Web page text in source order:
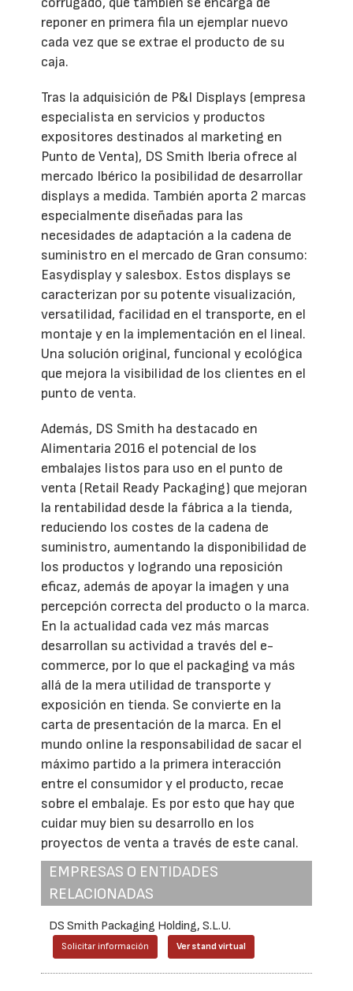
reponer en primera fila un ejemplar nuevo
cada vez que se extrae el producto de su
caja.
Tras la adquisición de P&I Displays (empresa
especialista en servicios y productos
expositores destinados al marketing en
Punto de Venta), DS Smith Iberia ofrece al
mercado Ibérico la posibilidad de desarrollar
displays a medida. También aporta 2 marcas
especialmente diseñadas para las
necesidades de adaptación a la cadena de
suministro en el mercado de Gran consumo:
Easydisplay y salesbox. Estos displays se
caracterizan por su potente visualización,
versatilidad, facilidad en el transporte, en el
montaje y en la implementación en el lineal.
Una solución original, funcional y ecológica
que mejora la visibilidad de los clientes en el
punto de venta.
Además, DS Smith ha destacado en
Alimentaria 2016 el potencial de los
embalajes listos para uso en el punto de
venta (Retail Ready Packaging) que mejoran
la rentabilidad desde la fábrica a la tienda,
reduciendo los costes de la cadena de
suministro, aumentando la disponibilidad de
los productos y logrando una reposición
eficaz, además de apoyar la imagen y una
percepción correcta del producto o la marca.
En la actualidad cada vez más marcas
desarrollan su actividad a través del e-
commerce, por lo que el packaging va más
allá de la mera utilidad de transporte y
exposición en tienda. Se convierte en la
carta de presentación de la marca. En el
mundo online la responsabilidad de sacar el
máximo partido a la primera interacción
entre el consumidor y el producto, recae
sobre el embalaje. Es por esto que hay que
cuidar muy bien su desarrollo en los
proyectos de venta a través de este canal.
EMPRESAS O ENTIDADES
RELACIONADAS
DS Smith Packaging Holding, S.L.U.
Solicitar información Ver stand virtual